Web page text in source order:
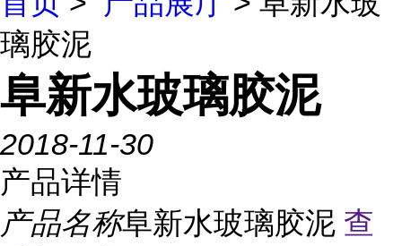
璃胶泥
阜新水玻璃胶泥
2018-11-30
产品详情
产品名称阜新水玻璃胶泥 查